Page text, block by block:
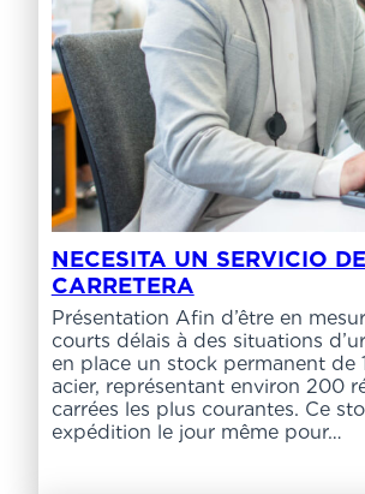
NECESITA UN SERVICIO
CARRETERA
Présentation Afin d’être en
courts délais à des situations
en place un stock permanent de
acier, représentant environ 200
carrées les plus courantes. Ce
expédition le jour même pour…